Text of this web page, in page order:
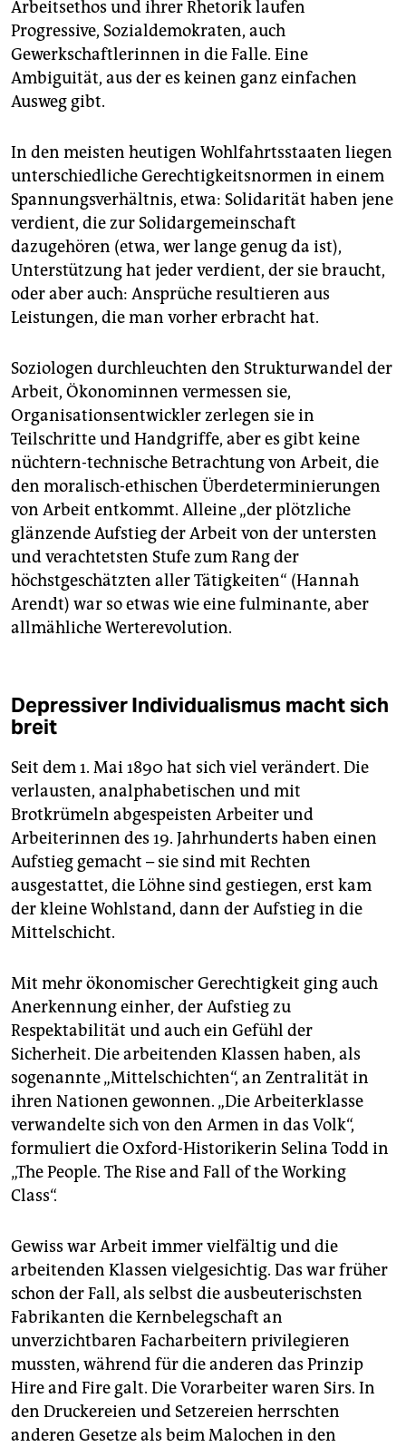
Arbeitsethos und ihrer Rhetorik laufen
Progressive, Sozialdemokraten, auch
Gewerkschaftlerinnen in die Falle. Eine
Ambiguität, aus der es keinen ganz einfachen
Ausweg gibt.
In den meisten heutigen Wohlfahrtsstaaten liegen
unterschiedliche Gerechtigkeits­normen in einem
Spannungsverhältnis, etwa: Solidarität haben jene
verdient, die zur Solidargemeinschaft
dazugehören (etwa, wer lange genug da ist),
Unterstützung hat jeder verdient, der sie braucht,
oder aber auch: Ansprüche resultieren aus
Leistungen, die man vorher erbracht hat.
Soziologen durchleuchten den Strukturwandel der
Arbeit, Ökonominnen vermessen sie,
Organisations­entwickler zerlegen sie in
Teilschritte und Handgriffe, aber es gibt keine
nüchtern-technische Betrachtung von Arbeit, die
den moralisch-ethischen Überdeterminierungen
von Arbeit entkommt. Alleine „der plötzliche
glänzende Aufstieg der Arbeit von der untersten
und verachtetsten Stufe zum Rang der
höchstgeschätzten aller Tätigkeiten“ (Hannah
Arendt) war so etwas wie eine ful­minante, aber
allmähliche Werterevolution.
Depressiver Individualismus macht sich
breit
Seit dem 1. Mai 1890 hat sich viel verändert. Die
verlausten, analphabetischen und mit
Brotkrümeln abgespeisten Arbeiter und
Arbeiterinnen des 19. Jahrhunderts haben einen
Aufstieg gemacht – sie sind mit Rechten
ausgestattet, die Löhne sind gestiegen, erst kam
der kleine Wohlstand, dann der Aufstieg in die
Mittelschicht.
Mit mehr ökonomischer Gerechtigkeit ging auch
Anerkennung einher, der Aufstieg zu
Respektabilität und auch ein Gefühl der
Sicherheit. Die arbeitenden Klassen haben, als
sogenannte „Mittelschichten“, an Zentralität in
ihren Nationen gewonnen. „Die Arbeiterklasse
verwandelte sich von den Armen in das Volk“,
formuliert die Oxford-Historikerin Selina Todd in
„The People. The Rise and Fall of the Working
Class“.
Gewiss war Arbeit immer vielfältig und die
arbeitenden Klassen viel­gesichtig. Das war früher
schon der Fall, als selbst die ausbeuterischsten
Fabrikanten die Kernbelegschaft an
unverzichtbaren Facharbeitern privilegieren
mussten, während für die anderen das Prinzip
Hire and Fire galt. Die Vor­arbeiter waren Sirs. In
den Druckereien und Setzereien herrschten
anderen Gesetze als beim Malochen in den